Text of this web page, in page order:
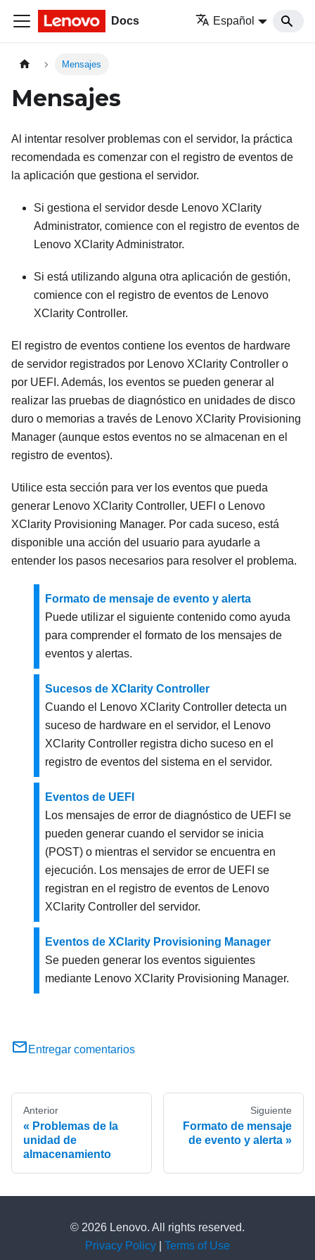
Docs Español
Mensajes
Mensajes
Al intentar resolver problemas con el servidor, la práctica
recomendada es comenzar con el registro de eventos de
la aplicación que gestiona el servidor.
Si gestiona el servidor desde Lenovo XClarity
Administrator, comience con el registro de eventos de
Lenovo XClarity Administrator.
Si está utilizando alguna otra aplicación de gestión,
comience con el registro de eventos de Lenovo
XClarity Controller.
El registro de eventos contiene los eventos de hardware
de servidor registrados por Lenovo XClarity Controller o
por UEFI. Además, los eventos se pueden generar al
realizar las pruebas de diagnóstico en unidades de disco
duro o memorias a través de Lenovo XClarity Provisioning
Manager (aunque estos eventos no se almacenan en el
registro de eventos).
Utilice esta sección para ver los eventos que pueda
generar Lenovo XClarity Controller, UEFI o Lenovo
XClarity Provisioning Manager. Por cada suceso, está
disponible una acción del usuario para ayudarle a
entender los pasos necesarios para resolver el problema.
Formato de mensaje de evento y alerta
Puede utilizar el siguiente contenido como ayuda
para comprender el formato de los mensajes de
eventos y alertas.
Sucesos de XClarity Controller
Cuando el
Lenovo XClarity Controller detecta un
suceso de hardware en el servidor, el
Lenovo
XClarity Controller registra dicho suceso en el
registro de eventos del sistema en el servidor.
Eventos de UEFI
Los mensajes de error de diagnóstico de UEFI se
pueden generar cuando el servidor se inicia
(POST) o mientras el servidor se encuentra en
ejecución. Los mensajes de error de UEFI se
registran en el registro de eventos de Lenovo
XClarity Controller del servidor.
Eventos de XClarity Provisioning Manager
Se pueden generar los eventos siguientes
mediante Lenovo XClarity Provisioning Manager.
Entregar comentarios
Anterior
Problemas de la
unidad de
almacenamiento
Siguiente
Formato de mensaje
de evento y alerta
© 2026 Lenovo. All rights reserved.
Privacy Policy
Terms of Use